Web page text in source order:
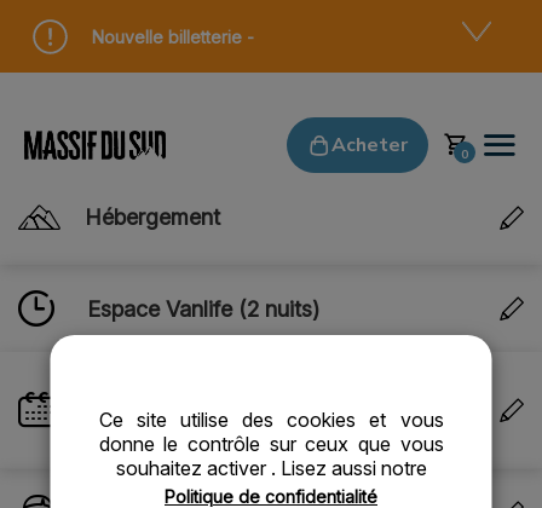
Ce site utilise des cookies et vous
donne le contrôle sur ceux que vous
souhaitez activer . Lisez aussi notre
Politique de confidentialité
Nouvelle billetterie -
Acheter
Hébergement
Espace Vanlife (2 nuits)
Du dimanche 09 août 2026
au mardi 11 août 2026